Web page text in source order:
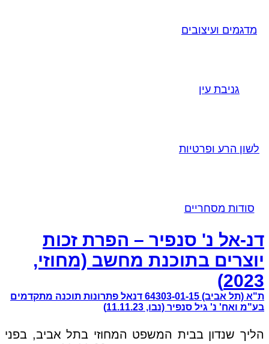
מדגמים ועיצובים
גניבת עין
לשון הרע ופרטיות
סודות מסחריים
דנ-אל נ' סנפיר – הפרת זכות
יוצרים בתוכנת מחשב (מחוזי,
2023)
ת"א (תל אביב) 64303-01-15 דנאל פתרונות תוכנה מתקדמים
בע"מ ואח' נ' גיל סנפיר (נבו, 11.11.23)
הליך שנדון בבית המשפט המחוזי בתל אביב, בפני